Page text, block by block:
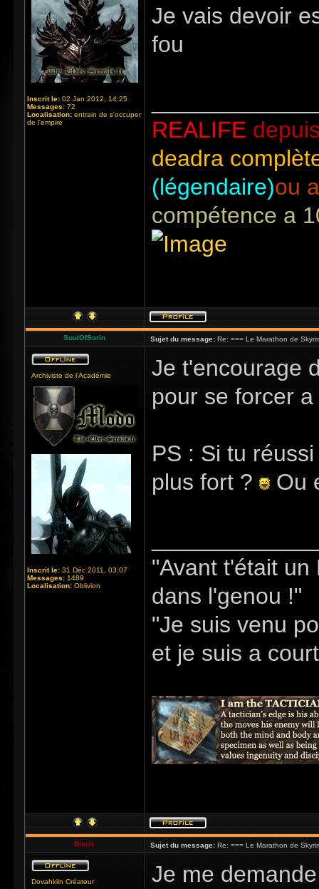
Inscrit le: 02 Jan 2012, 14:25
Messages: 72
Localisation: entrain de s'occuper
de l'empire
Je vais devoir
fou
REALIFE
deadra
(légendaire)ou
compétence a
SoulOfSorin Sujet du message: Re: === Le Marathon de
Archiviste de l'Académie
Inscrit le: 31 Déc 2011, 03:07
Messages: 1489
Localisation: Oblivion
Je t'encourage
pour se forcer
PS : Si tu
plus fort ?
Ou
"Avant t'était
dans l'genou !"
"Je suis venu
et je suis a
Bioris Sujet du message: Re: === Le Marathon de
Dovahkiin Créateur
Je me